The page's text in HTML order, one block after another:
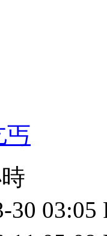
丐
30 03:05